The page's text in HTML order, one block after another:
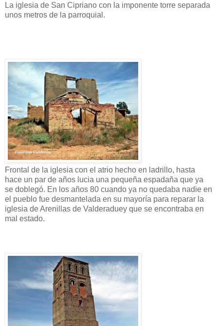
La iglesia de San Cipriano con la imponente torre separada
unos metros de la parroquial.
Frontal de la iglesia con el atrio hecho en ladrillo, hasta
hace un par de años lucia una pequeña espadaña que ya
se doblegó. En los años 80 cuando ya no quedaba nadie en
el pueblo fue desmantelada en su mayoría para reparar la
iglesia de Arenillas de Valderaduey que se encontraba en
mal estado.